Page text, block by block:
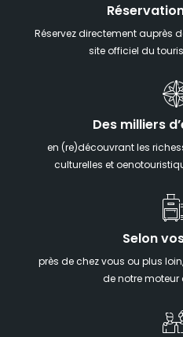
Réservez directement auprès
site officiel du
Des milliers
en (re)découvrant les
culturelles et
Selon
près de chez vous ou plus
de notre moteur